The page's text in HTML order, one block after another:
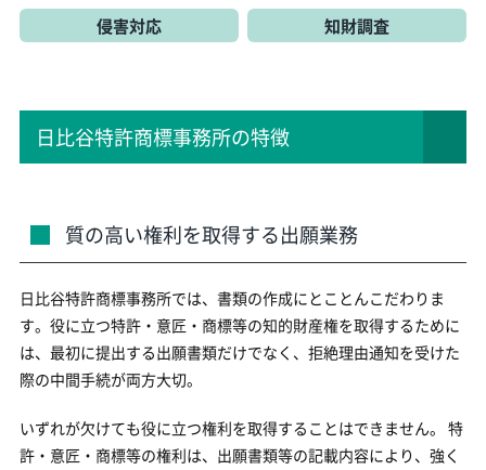
侵害対応
知財調査
日比谷特許商標事務所の特徴
質の高い権利を取得する出願業務
日比谷特許商標事務所では、書類の作成にとことんこだわりま
す。役に立つ特許・意匠・商標等の知的財産権を取得するために
は、最初に提出する出願書類だけでなく、拒絶理由通知を受けた
際の中間手続が両方大切。
いずれが欠けても役に立つ権利を取得することはできません。 特
許・意匠・商標等の権利は、出願書類等の記載内容により、強く